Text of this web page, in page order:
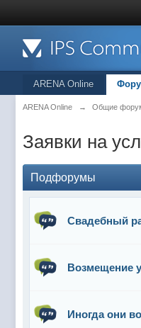
ARENA Online
ARENA Online → Общие
Заявки на
Подфорумы
Свадебный
Возмещение
Иногда они